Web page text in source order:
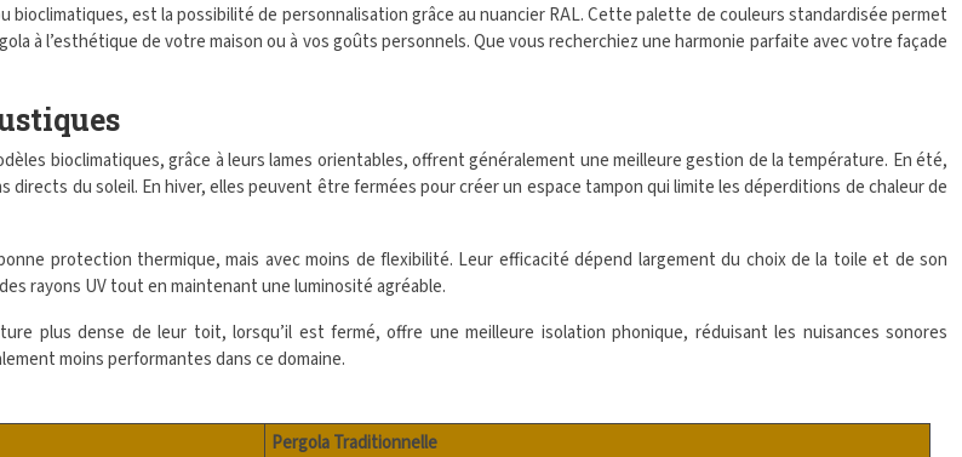
bioclimatiques, est la possibilité de personnalisation grâce au nuancier RAL. Cette palette de couleurs standardisée permet
à l’esthétique de votre maison ou à vos goûts personnels. Que vous recherchiez une harmonie parfaite avec votre façade
bioclimatiques, grâce à leurs lames orientables, offrent généralement une meilleure gestion de la température. En été,
du soleil. En hiver, elles peuvent être fermées pour créer un espace tampon qui limite les déperditions de chaleur de
protection thermique, mais avec moins de flexibilité. Leur efficacité dépend largement du choix de la toile et de son
rayons UV tout en maintenant une luminosité agréable.
plus dense de leur toit, lorsqu’il est fermé, offre une meilleure isolation phonique, réduisant les nuisances sonores
moins performantes dans ce domaine.
Pergola Traditionnelle